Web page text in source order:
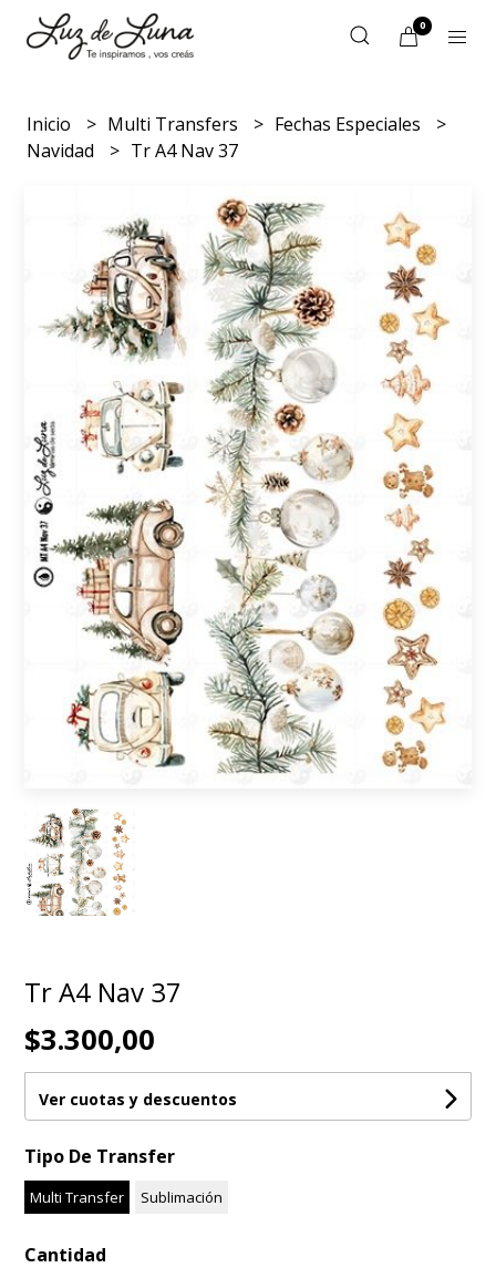
0
Inicio Multi Transfers
Fechas Especiales
Navidad
Tr A4 Nav 37
Tr A4 Nav 37
$3.300,00
Ver cuotas y descuentos
Tipo De Transfer
Multi Transfer Sublimación
Cantidad